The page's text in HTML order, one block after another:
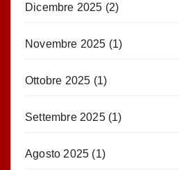
Dicembre 2025 (2)
Novembre 2025 (1)
Ottobre 2025 (1)
Settembre 2025(1)
Agosto 2025 (1)